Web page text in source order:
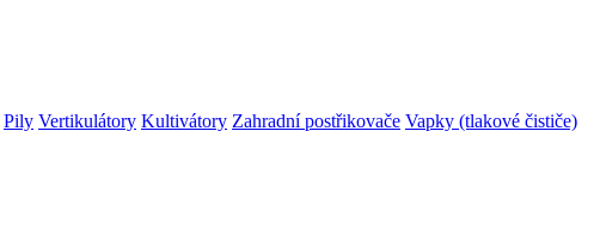
Pily Vertikulátory Kultivátory Zahradní postřikovače Vapky (tlakové čističe)